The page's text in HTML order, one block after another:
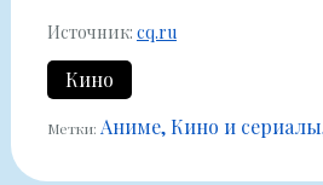
Источник: cq.ru
Кино
Метки: Аниме Кино и сериалы